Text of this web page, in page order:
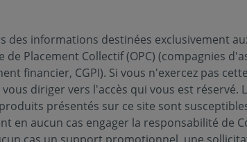
des informations destinées exclusivement
de Placement Collectif (OPC) (compagnies
financier, CGPI). Si vous n'exercez pas
diriger vers l'accès qui vous est réservé.
présentés sur ce site sont
en aucun cas engager la responsabilité de